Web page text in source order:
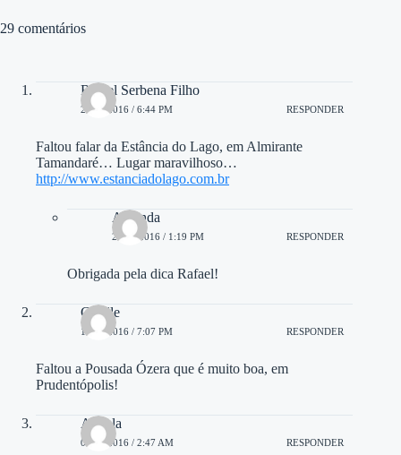
29 comentários
Rafael Serbena Filho
23/04/2016 / 6:44 PM RESPONDER
Faltou falar da Estância do Lago, em Almirante
Tamandaré… Lugar maravilhoso…
http://www.estanciadolago.com.br
Amanda
26/04/2016 / 1:19 PM RESPONDER
Obrigada pela dica Rafael!
Giselle
19/05/2016 / 7:07 PM RESPONDER
Faltou a Pousada Ózera que é muito boa, em
Prudentópolis!
Angela
02/06/2016 / 2:47 AM RESPONDER